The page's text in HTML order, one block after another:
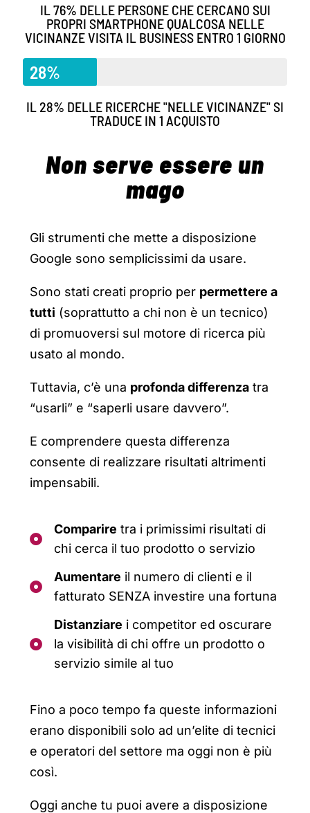
IL 76% DELLE PERSONE CHE CERCANO SUI
PROPRI SMARTPHONE QUALCOSA NELLE
VICINANZE VISITA IL BUSINESS ENTRO 1 GIORNO
28%
IL 28% DELLE RICERCHE "NELLE VICINANZE" SI
TRADUCE IN 1 ACQUISTO
Non serve essere un
mago
Gli strumenti che mette a disposizione
Google sono semplicissimi da usare.
Sono stati creati proprio per permettere a
tutti (soprattutto a chi non è un tecnico)
di promuoversi sul motore di ricerca più
usato al mondo.
Tuttavia, c’è una profonda differenza tra
“usarli” e “saperli usare davvero”.
E comprendere questa differenza
consente di realizzare risultati altrimenti
impensabili.
Comparire tra i primissimi risultati di
chi cerca il tuo prodotto o servizio
Aumentare il numero di clienti e il
fatturato SENZA investire una fortuna
Distanziare i competitor ed oscurare
la visibilità di chi offre un prodotto o
servizio simile al tuo
Fino a poco tempo fa queste informazioni
erano disponibili solo ad un’elite di tecnici
e operatori del settore ma oggi non è più
così.
Oggi anche tu puoi avere a disposizione